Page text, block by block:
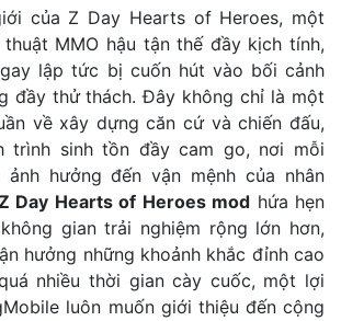
của Z Day Hearts of Heroes, một
MMO hậu tận thế đầy kịch tính,
lập tức bị cuốn hút vào bối cảnh
đầy thử thách. Đây không chỉ là một
về xây dựng căn cứ và chiến đấu,
trình sinh tồn đầy cam go, nơi mỗi
hưởng đến vận mệnh của nhân
Day Hearts of Heroes mod hứa hẹn
gian trải nghiệm rộng lớn hơn,
hưởng những khoảnh khắc đỉnh cao
nhiều thời gian cày cuốc, một lợi
luôn muốn giới thiệu đến cộng